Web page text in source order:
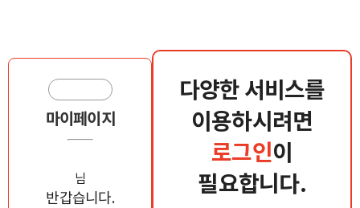
마이페이지
님
반갑습니다.
다양한 서비스를
이용하시려면
로그인이
필요합니다.